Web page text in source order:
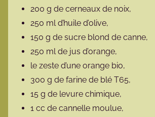
200 g de cerneaux de noix,
250 ml d’huile d’olive,
150 g de sucre blond de canne,
250 ml de jus d’orange,
le zeste d’une orange bio,
300 g de farine de blé T65,
15 g de levure chimique,
1 cc de cannelle moulue,